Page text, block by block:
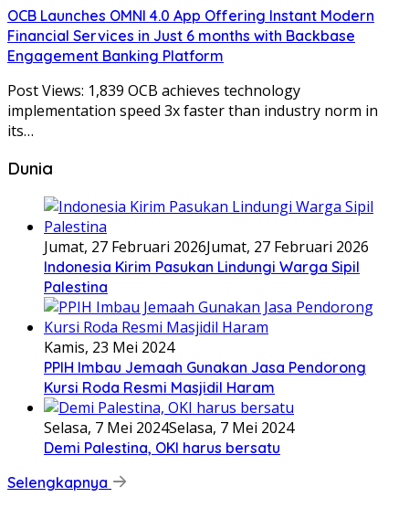
OCB Launches OMNI 4.0 App Offering Instant Modern
Financial Services in Just 6 months with Backbase
Engagement Banking Platform
Post Views: 1,839 OCB achieves technology
implementation speed 3x faster than industry norm in
its…
Dunia
Jumat, 27 Februari 2026Jumat, 27 Februari 2026
Indonesia Kirim Pasukan Lindungi Warga Sipil
Palestina
Kamis, 23 Mei 2024
PPIH Imbau Jemaah Gunakan Jasa Pendorong
Kursi Roda Resmi Masjidil Haram
Selasa, 7 Mei 2024Selasa, 7 Mei 2024
Demi Palestina, OKI harus bersatu
Selengkapnya